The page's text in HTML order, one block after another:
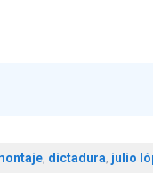
, dictadura, julio